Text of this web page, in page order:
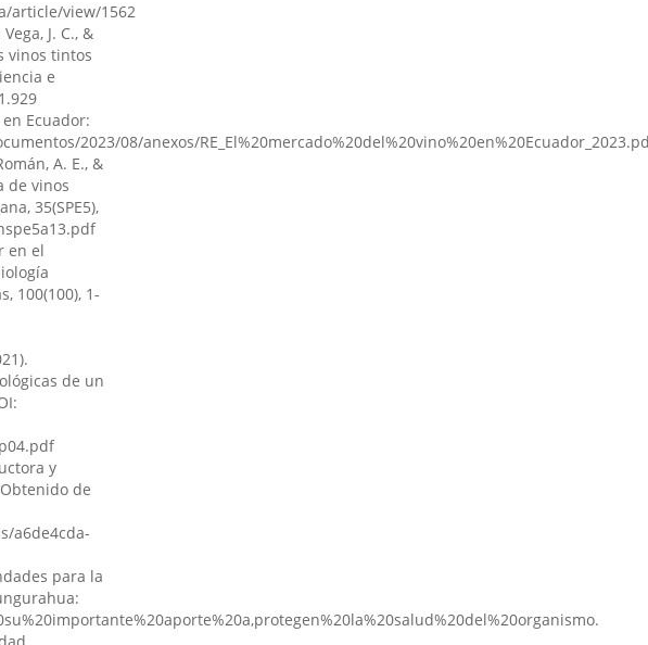
de
1(3),
en
1(4), 1.
article/view/1562
J. C., &
vinos tintos
e
Ecuador:
2023/08/anexos/
A. E., &
de vinos
35(SPE5),
en el
100(100), 1-
de un
y
de
a6de4cda-
para la